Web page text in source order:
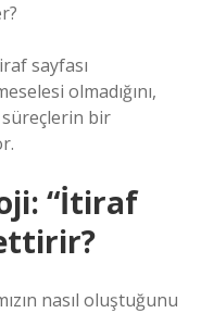
sayfası
olmadığını,
süreçlerin bir
“İtiraf
nasıl oluştuğunu